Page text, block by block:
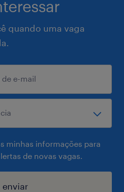
quando uma vaga
minhas informações para
de novas vagas.
enviar